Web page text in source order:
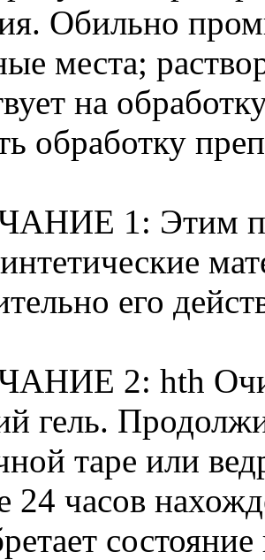
Обильно
места;
на
обработку
1: Этим
его
2: hth
гель.
таре или
24 часов
состояние